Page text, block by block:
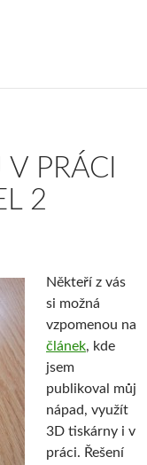
PRÁCI
2
Někteří z vás
si možná
vzpomenou na
článek, kde
jsem
publikoval můj
nápad, využít
3D tiskárny i v
práci. Řešení